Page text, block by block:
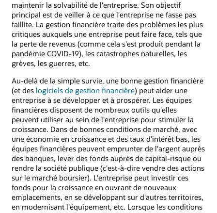
maintenir la solvabilité de l'entreprise. Son objectif
principal est de veiller à ce que l'entreprise ne fasse pas
faillite. La gestion financière traite des problèmes les plus
critiques auxquels une entreprise peut faire face, tels que
la perte de revenus (comme cela s'est produit pendant la
pandémie COVID-19), les catastrophes naturelles, les
grèves, les guerres, etc.
Au-delà de la simple survie, une bonne gestion financière
(et des logiciels de gestion financière) peut aider une
entreprise à se développer et à prospérer. Les équipes
financières disposent de nombreux outils qu'elles
peuvent utiliser au sein de l'entreprise pour stimuler la
croissance. Dans de bonnes conditions de marché, avec
une économie en croissance et des taux d'intérêt bas, les
équipes financières peuvent emprunter de l'argent auprès
des banques, lever des fonds auprès de capital-risque ou
rendre la société publique (c'est-à-dire vendre des actions
sur le marché boursier). L'entreprise peut investir ces
fonds pour la croissance en ouvrant de nouveaux
emplacements, en se développant sur d'autres territoires,
en modernisant l'équipement, etc. Lorsque les conditions